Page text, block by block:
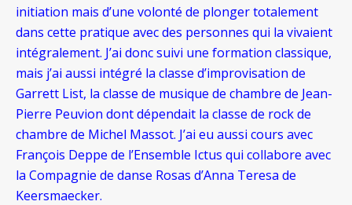
initiation mais d’une volonté de plonger totalement
dans cette pratique avec des personnes qui la vivaient
intégralement. J’ai donc suivi une formation classique,
mais j’ai aussi intégré la classe d’improvisation de
Garrett List, la classe de musique de chambre de Jean-
Pierre Peuvion dont dépendait la classe de rock de
chambre de Michel Massot. J’ai eu aussi cours avec
François Deppe de l’Ensemble Ictus qui collabore avec
la Compagnie de danse Rosas d’Anna Teresa de
Keersmaecker.